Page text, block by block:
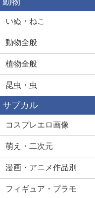
いぬ・ねこ
動物全般
植物全般
昆虫・虫
サブカル
コスプレエロ画像
萌え・二次元
漫画・アニメ作品別
フィギュア・プラモ